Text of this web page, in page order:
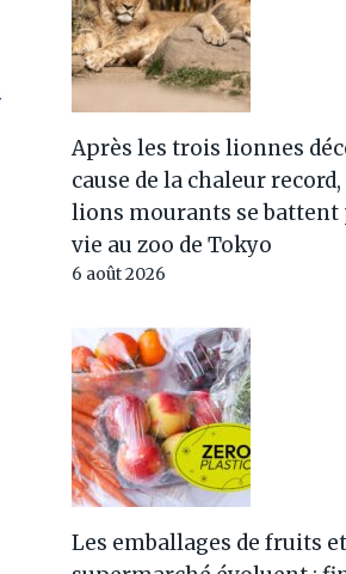
Après les trois lionnes
cause de la chaleur
lions mourants se battent
vie au zoo de Tokyo
6 août 2026
Les emballages de fruits